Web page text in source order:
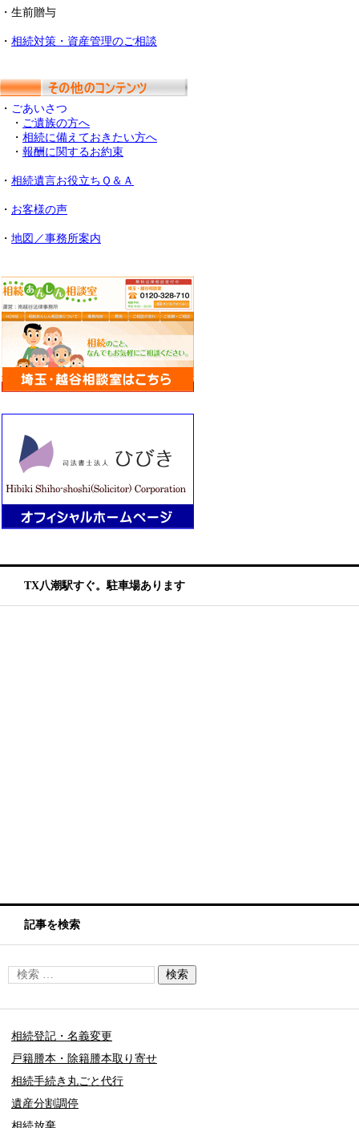
・生前贈与
・ 相続対策・資産管理のご相談
・ ごあいさつ
・ ご遺族の方へ
・ 相続に備えておきたい方へ
・ 報酬に関するお約束
・ 相続遺言お役立ちＱ＆Ａ
・ お客様の声
・ 地図／事務所案内
TX八潮駅すぐ。駐車場あります
記事を検索
相続登記・名義変更
戸籍謄本・除籍謄本取り寄せ
相続手続き丸ごと代行
遺産分割調停